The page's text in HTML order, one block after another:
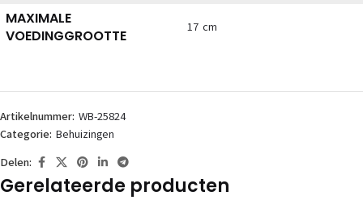
MAXIMALE
VOEDINGGROOTTE
17 cm
Artikelnummer: WB-25824
Categorie: Behuizingen
Delen:
Gerelateerde producten